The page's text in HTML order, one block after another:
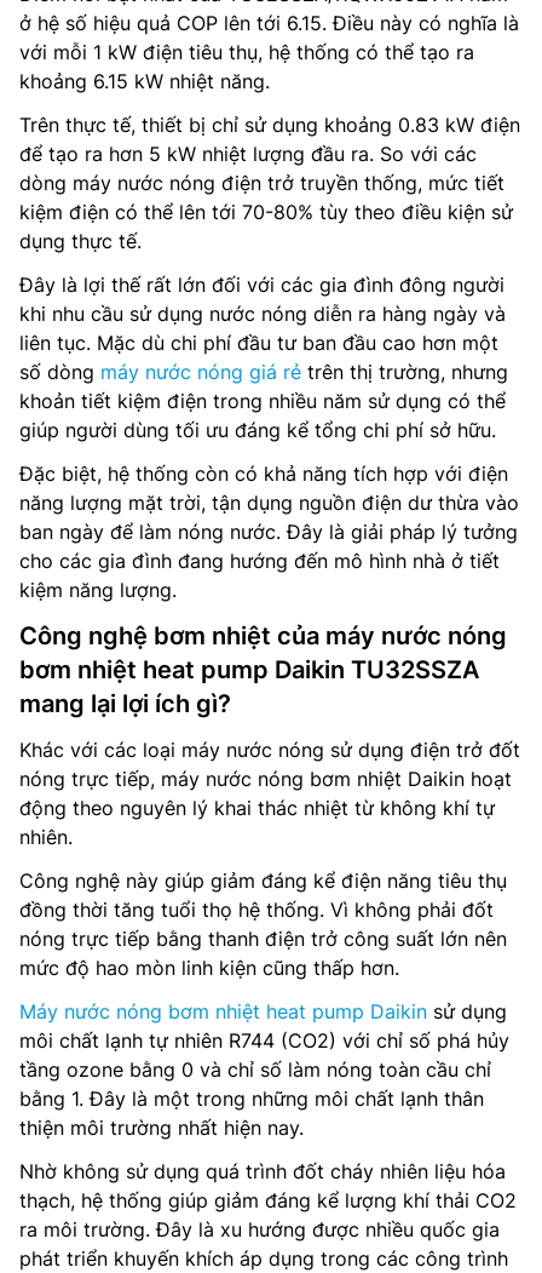
ở hệ số hiệu quả COP lên tới 6.15. Điều này có nghĩa là
với mỗi 1 kW điện tiêu thụ, hệ thống có thể tạo ra
khoảng 6.15 kW nhiệt năng.
Trên thực tế, thiết bị chỉ sử dụng khoảng 0.83 kW điện
để tạo ra hơn 5 kW nhiệt lượng đầu ra. So với các
dòng máy nước nóng điện trở truyền thống, mức tiết
kiệm điện có thể lên tới 70-80% tùy theo điều kiện sử
dụng thực tế.
Đây là lợi thế rất lớn đối với các gia đình đông người
khi nhu cầu sử dụng nước nóng diễn ra hàng ngày và
liên tục. Mặc dù chi phí đầu tư ban đầu cao hơn một
số dòng máy nước nóng giá rẻ trên thị trường, nhưng
khoản tiết kiệm điện trong nhiều năm sử dụng có thể
giúp người dùng tối ưu đáng kể tổng chi phí sở hữu.
Đặc biệt, hệ thống còn có khả năng tích hợp với điện
năng lượng mặt trời, tận dụng nguồn điện dư thừa vào
ban ngày để làm nóng nước. Đây là giải pháp lý tưởng
cho các gia đình đang hướng đến mô hình nhà ở tiết
kiệm năng lượng.
Công nghệ bơm nhiệt của máy nước nóng
bơm nhiệt heat pump Daikin TU32SSZA
mang lại lợi ích gì?
Khác với các loại máy nước nóng sử dụng điện trở đốt
nóng trực tiếp, máy nước nóng bơm nhiệt Daikin hoạt
động theo nguyên lý khai thác nhiệt từ không khí tự
nhiên.
Công nghệ này giúp giảm đáng kể điện năng tiêu thụ
đồng thời tăng tuổi thọ hệ thống. Vì không phải đốt
nóng trực tiếp bằng thanh điện trở công suất lớn nên
mức độ hao mòn linh kiện cũng thấp hơn.
Máy nước nóng bơm nhiệt heat pump Daikin sử dụng
môi chất lạnh tự nhiên R744 (CO2) với chỉ số phá hủy
tầng ozone bằng 0 và chỉ số làm nóng toàn cầu chỉ
bằng 1. Đây là một trong những môi chất lạnh thân
thiện môi trường nhất hiện nay.
Nhờ không sử dụng quá trình đốt cháy nhiên liệu hóa
thạch, hệ thống giúp giảm đáng kể lượng khí thải CO2
ra môi trường. Đây là xu hướng được nhiều quốc gia
phát triển khuyến khích áp dụng trong các công trình